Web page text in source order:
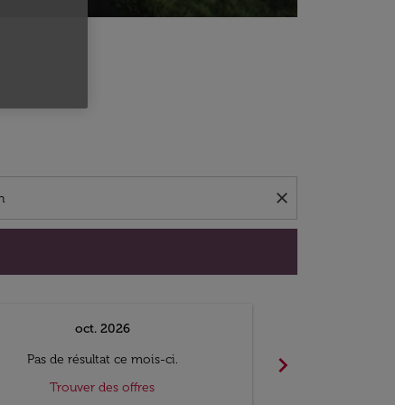
close
oct. 2026
Pas de résultat ce mois-ci.
Trouver des offres
chevron_right